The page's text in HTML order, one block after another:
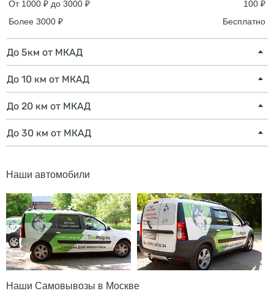
От 1000 ₽ до 3000 ₽
100 ₽
Более 3000 ₽
Бесплатно
До 5км от МКАД
До 10 км от МКАД
До 20 км от МКАД
До 30 км от МКАД
Наши автомобили
Наши Самовывозы в Москве